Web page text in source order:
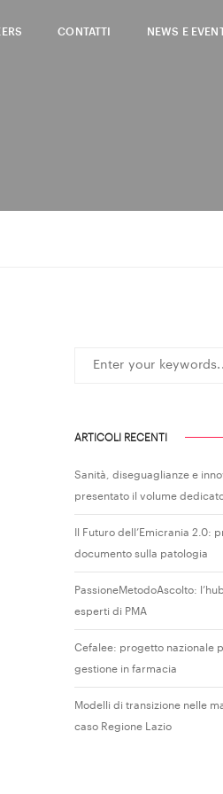
CONTATTI NEWS E
ARTICOLI RECENTI
Sanità, diseguaglianze e
presentato il volume
Il Futuro dell’Emicrania 2.0:
documento sulla patologia
PassioneMetodoAscolto:
esperti di PMA
Cefalee: progetto nazionale
gestione in farmacia
Modelli di transizione nelle
caso Regione Lazio